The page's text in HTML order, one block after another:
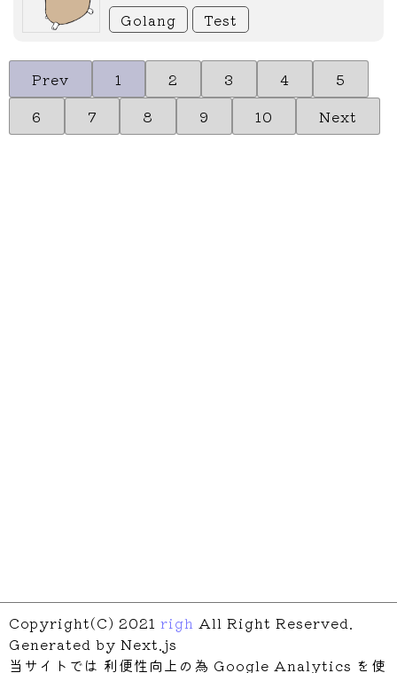
Golang Test
Prev 1 2 3 4
5
6
7 8 9 10 Next
Copyright(C) 2021 righ All Right Reserved.
Generated by Next.js
当サイトでは 利便性向上の為 Google Analytics を使